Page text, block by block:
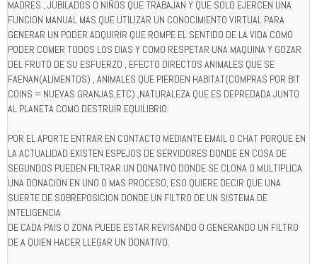
MADRES , JUBILADOS O NIÑOS QUE TRABAJAN Y QUE SOLO EJERCEN UNA
FUNCION MANUAL MAS QUE UTILIZAR UN CONOCIMIENTO VIRTUAL PARA
GENERAR UN PODER ADQUIRIR QUE ROMPE EL SENTIDO DE LA VIDA COMO
PODER COMER TODOS LOS DIAS Y COMO RESPETAR UNA MAQUINA Y GOZAR
DEL FRUTO DE SU ESFUERZO , EFECTO DIRECTOS ANIMALES QUE SE
FAENAN(ALIMENTOS) , ANIMALES QUE PIERDEN HABITAT(COMPRAS POR BIT
COINS = NUEVAS GRANJAS,ETC) ,NATURALEZA QUE ES DEPREDADA JUNTO
AL PLANETA COMO DESTRUIR EQUILIBRIO.
POR EL APORTE ENTRAR EN CONTACTO MEDIANTE EMAIL O CHAT PORQUE EN
LA ACTUALIDAD EXISTEN ESPEJOS DE SERVIDORES DONDE EN COSA DE
SEGUNDOS PUEDEN FILTRAR UN DONATIVO DONDE SE CLONA O MULTIPLICA
UNA DONACION EN UNO O MAS PROCESO, ESO QUIERE DECIR QUE UNA
SUERTE DE SOBREPOSICION DONDE UN FILTRO DE UN SISTEMA DE
INTELIGENCIA
DE CADA PAIS O ZONA PUEDE ESTAR REVISANDO O GENERANDO UN FILTRO
DE A QUIEN HACER LLEGAR UN DONATIVO.